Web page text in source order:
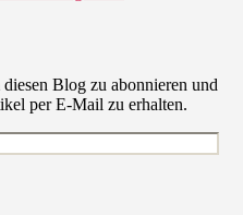
Blog zu abonnieren und
per E-Mail zu erhalten.